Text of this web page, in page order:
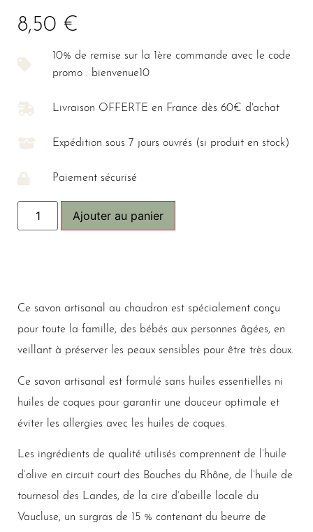
8,50 €
10% de remise sur la 1ère commande avec le code
promo : bienvenue10
Livraison OFFERTE en France dès 60€ d'achat
Expédition sous 7 jours ouvrés (si produit en stock)
Paiement sécurisé
Ajouter au panier
Ce savon artisanal au chaudron est spécialement conçu
pour toute la famille, des bébés aux personnes âgées, en
veillant à préserver les peaux sensibles pour être très doux.
Ce savon artisanal est formulé sans huiles essentielles ni
huiles de coques pour garantir une douceur optimale et
éviter les allergies avec les huiles de coques.
Les ingrédients de qualité utilisés comprennent de l’huile
d’olive en circuit court des Bouches du Rhône, de l’huile de
tournesol des Landes, de la cire d’abeille locale du
Vaucluse, un surgras de 15 % contenant du beurre de